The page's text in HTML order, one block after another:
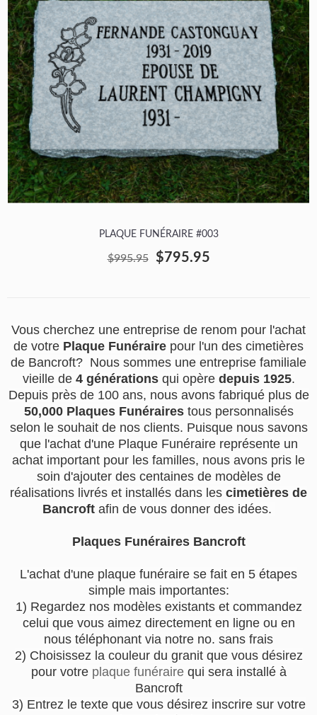
PLAQUE FUNÉRAIRE #003
$995.95 $795.95
Vous cherchez une entreprise de renom pour l'achat
de votre Plaque Funéraire pour l'un des cimetières
de Bancroft? Nous sommes une entreprise familiale
vieille de 4 générationsqui opère depuis 1925.
Depuis près de 100 ans, nous avons fabriqué plus de
50,000 Plaques Funérairestous personnalisés
selon le souhait de nos clients. Puisque nous savons
que l'achat d'une Plaque Funéraire représente un
achat important pour les familles, nous avons pris le
soin d'ajouter des centaines de modèles de
réalisations livrés et installés dans les cimetières de
Bancroftafin de vous donner des idées.
Plaques Funéraires Bancroft
L'achat d'une plaque funéraire se fait en 5 étapes
simple mais importantes:
1) Regardez nos modèles existants et commandez
celui que vous aimez directement en ligne ou en
nous téléphonant via notre no. sans frais
2) Choisissez la couleur du granit que vous désirez
pour votre plaque funérairequi sera installé à
Bancroft
3) Entrez le texte que vous désirez inscrire sur votre